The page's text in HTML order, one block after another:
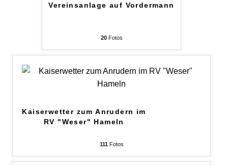
Vereinsanlage auf Vordermann
20Fotos
Kaiserwetter zum Anrudern im
RV "Weser" Hameln
111Fotos